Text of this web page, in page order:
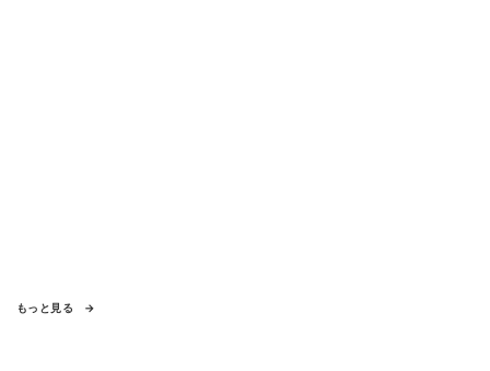
もっと見る